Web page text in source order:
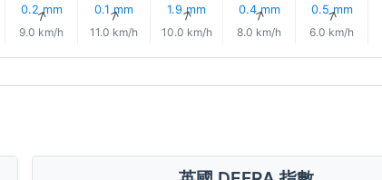
0.2 mm
↑
9.0 km/h
0.1 mm
↑
11.0 km/h
1.9 mm
↑
10.0 km/h
0.4 mm
↑
8.0 km/h
0.5 mm
↑
6.0 km/h